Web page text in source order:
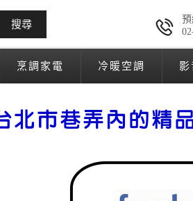
搜尋
烹調家電 冷暖空調 影